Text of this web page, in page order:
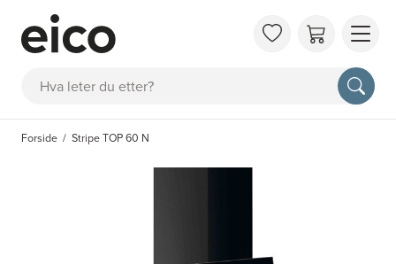
Søk
OM
FAQ
Forside Stripe TOP 60 N